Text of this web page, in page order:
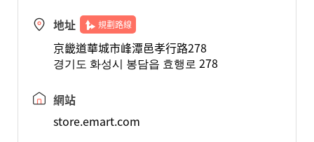
地址 規劃路線
京畿道華城市峰潭邑孝行路278
경기도 화성시 봉담읍 효행로 278
網站
store.emart.com